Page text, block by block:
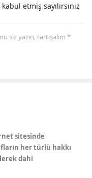
Bartın
Kilis
etmiş sayılırsınız
siz yazın, tartışalım *
sitesinde
her türlü hakkı
dahi